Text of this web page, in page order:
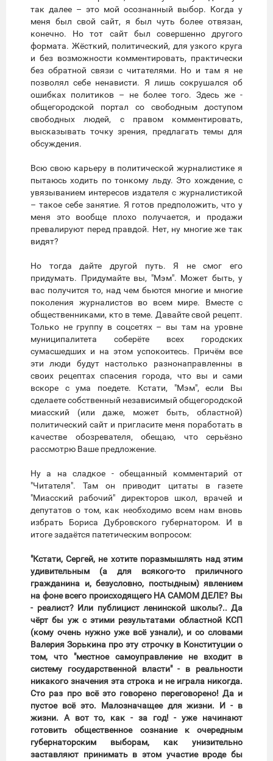
так далее – это мой осознанный выбор. Когда у
меня был свой сайт, я был чуть более отвязан,
конечно. Но тот сайт был совершенно другого
формата. Жёсткий, политический, для узкого круга
и без возможности комментировать, практически
без обратной связи с читателями. Но и там я не
позволял себе ненависти. Я лишь сокрушался об
ошибках политиков – не более того. Здесь же -
общегородской портал со свободным доступом
свободных людей, с правом комментировать,
высказывать точку зрения, предлагать темы для
обсуждения.
Всю свою карьеру в политической журналистике я
пытаюсь ходить по тонкому льду. Это хождение, с
увязыванием интересов издателя с журналистикой
– такое себе занятие. Я готов предположить, что у
меня это вообще плохо получается, и продажи
превалируют перед правдой. Нет, ну многие же так
видят?
Но тогда дайте другой путь. Я не смог его
придумать. Придумайте вы, "Мэм". Может быть, у
вас получится то, над чем бьются многие и многие
поколения журналистов во всем мире. Вместе с
общественниками, кто в теме. Давайте свой рецепт.
Только не группу в соцсетях – вы там на уровне
муниципалитета соберёте всех городских
сумасшедших и на этом успокоитесь. Причём все
эти люди будут настолько разнонаправленны в
своих рецептах спасения города, что вы и сами
вскоре с ума поедете. Кстати, "Мэм", если Вы
сделаете собственный независимый общегородской
миасский (или даже, может быть, областной)
политический сайт и пригласите меня поработать в
качестве обозревателя, обещаю, что серьёзно
рассмотрю Ваше предложение.
Ну а на сладкое - обещанный комментарий от
"Читателя". Там он приводит цитаты в газете
"Миасский рабочий" директоров школ, врачей и
депутатов о том, как необходимо всем нам вновь
избрать Бориса Дубровского губернатором. И в
итоге задаётся патетическим вопросом:
"Кстати, Сергей, не хотите поразмышлять над этим
удивительным (а для всякого-то приличного
гражданина и, безусловно, постыдным) явлением
на фоне всего происходящего НА САМОМ ДЕЛЕ? Вы
- реалист? Или публицист ленинской школы?.. Да
чёрт бы уж с этими результатами областной КСП
(кому очень нужно уже всё узнали), и со словами
Валерия Зорькина про эту строчку в Конституции о
том, что "местное самоуправление не входит в
систему государственной власти" - в реальности
никакого значения эта строка и не играла никогда.
Сто раз про всё это говорено переговорено! Да и
пустое всё это. Малозначащее для жизни. И - в
жизни. А вот то, как - за год! - уже начинают
готовить общественное сознание к очередным
губернаторским выборам, как унизительно
заставляют принимать в этом участие вроде бы